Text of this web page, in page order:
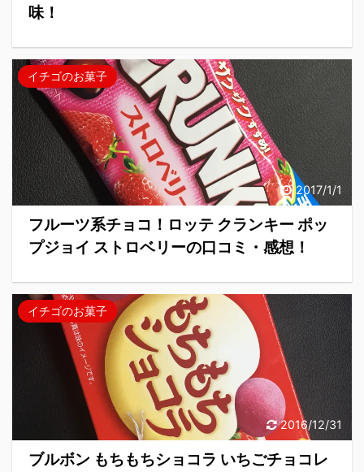
味！
2017/1/1
イチゴのお菓子
フルーツ系チョコ！ロッテ クランキー ポッ
プジョイ ストロベリーの口コミ・感想！
2016/12/31
イチゴのお菓子
ブルボン もちもちショコラ いちごチョコレ